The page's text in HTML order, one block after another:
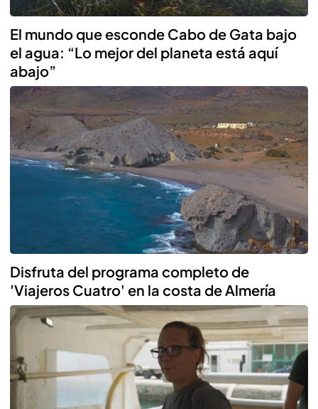
El mundo que esconde Cabo de Gata bajo
el agua: “Lo mejor del planeta está aquí
abajo”
Disfruta del programa completo de
'Viajeros Cuatro' en la costa de Almería